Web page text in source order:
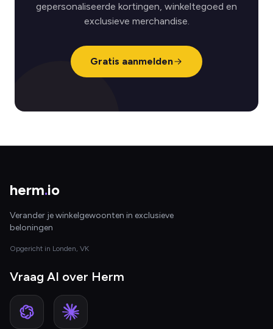
gepersonaliseerde kortingen, winkeltegoed en
exclusieve merchandise.
Gratis aanmelden
herm.io
Verander je winkelgewoonten in exclusieve
beloningen
Opgericht in Londen, VK
Vraag AI over Herm